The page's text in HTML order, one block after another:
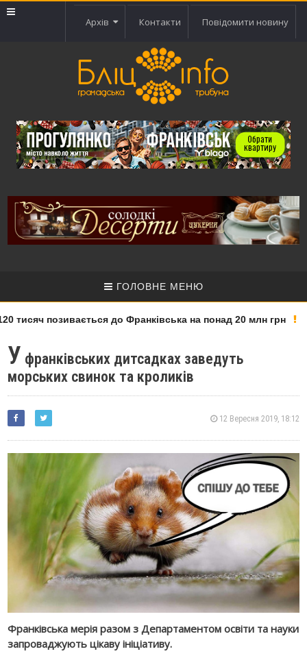
Архів Контакти Повідомити новину
ГОЛОВНЕ МЕНЮ
тисяч позивається до Франківська на понад 20 млн грн
У франківських дитсадках заведуть
морських свинок та кроликів
12 Вересня 2019, 18:12
Франківська мерія разом з Департаментом освіти та науки
запроваджують цікаву ініціативу.